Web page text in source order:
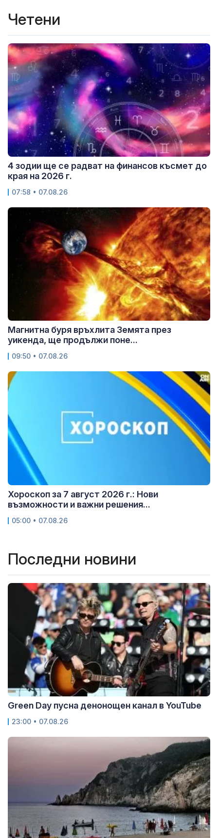
Четени
4 зодии ще се радват на финансов късмет до
края на 2026 г.
07:58 • 07.08.26
Магнитна буря връхлита Земята през
уикенда, ще продължи поне...
09:50 • 07.08.26
Хороскоп за 7 август 2026 г.: Нови
възможности и важни решения...
05:00 • 07.08.26
Последни новини
Green Day пусна денонощен канал в YouTube
23:00 • 07.08.26